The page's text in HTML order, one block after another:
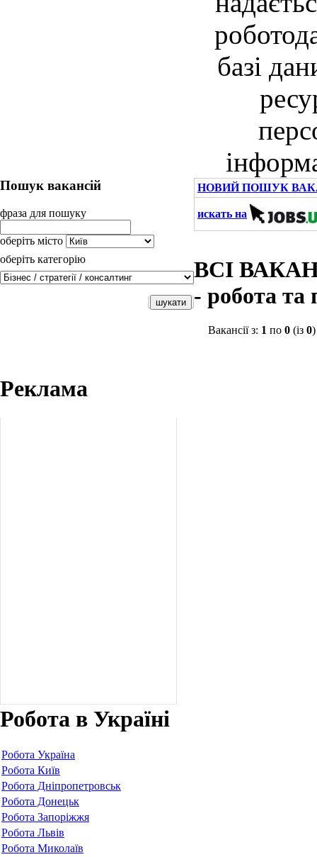
базі
Пошук вакансій
фраза для пошуку
оберіть місто
оберіть категорію
Реклама
Робота в Україні
Робота Україна
Робота Київ
Робота Дніпропетровськ
Робота Донецьк
Робота Запоріжжя
Робота Львів
Робота Миколаїв
НОВИЙ ПОШУК
искать на
ВСІ
- робота та
Вакансії з: 1 по 0 (із 0)